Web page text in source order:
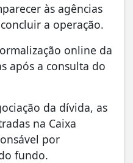
às agências
a operação.
online da
após a consulta do
da dívida, as
na Caixa
por
fundo.